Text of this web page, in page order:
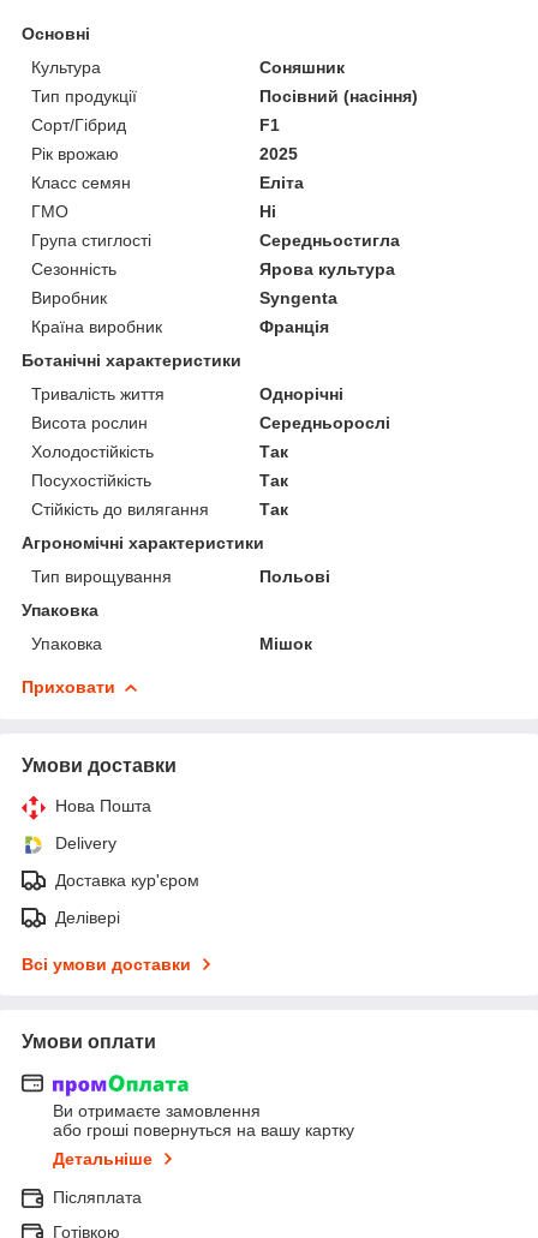
Основні
Культура
Соняшник
Тип продукції
Посівний (насіння)
Сорт/Гібрид
F1
Рік врожаю
2025
Класс семян
Еліта
ГМО
Ні
Група стиглості
Середньостигла
Сезонність
Ярова культура
Виробник
Syngenta
Країна виробник
Франція
Ботанічні характеристики
Тривалість життя
Однорічні
Висота рослин
Середньорослі
Холодостійкість
Так
Посухостійкість
Так
Стійкість до вилягання
Так
Агрономічні характеристики
Тип вирощування
Польові
Упаковка
Упаковка
Мішок
Приховати
Умови доставки
Нова Пошта
Delivery
Доставка кур'єром
Делівері
Всі умови доставки
Умови оплати
Ви отримаєте замовлення
або гроші повернуться на вашу картку
Детальніше
Післяплата
Готівкою